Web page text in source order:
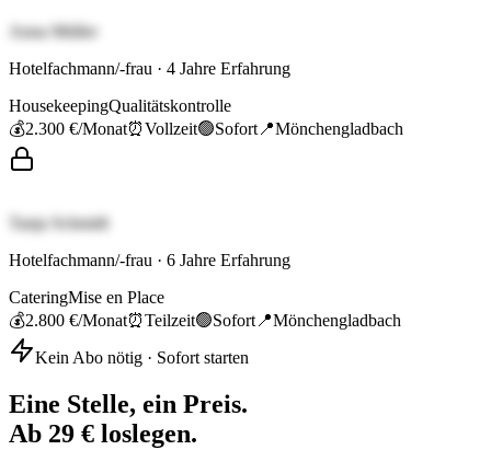
Anna Müller
Hotelfachmann/-frau · 4 Jahre Erfahrung
HousekeepingQualitätskontrolle
💰2.300 €/Monat⏰Vollzeit🟢Sofort 📍Mönchengladbach
Tanja Schmidt
Hotelfachmann/-frau · 6 Jahre Erfahrung
CateringMise en Place
💰2.800 €/Monat⏰Teilzeit🟢Sofort 📍Mönchengladbach
Kein Abo nötig · Sofort starten
Eine Stelle, ein Preis.
Ab 29 € loslegen.